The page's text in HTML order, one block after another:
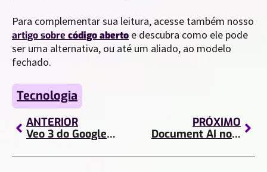
Para complementar sua leitura, acesse também nosso
artigo sobre código aberto e descubra como ele pode
ser uma alternativa, ou até um aliado, ao modelo
fechado.
Tecnologia
ANTERIOR
Veo 3 do Google Gemini: a revolução na criação de vídeos
PRÓXIMO
Document AI no governo: transforme processos públicos com eficiência e inteligência!